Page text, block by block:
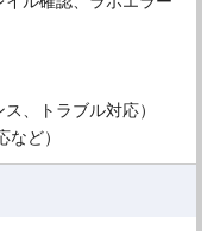
、トラブル対応）
ど）